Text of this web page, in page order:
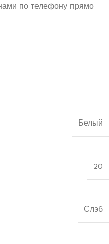
по телефону прямо
Белый
20
Слэб